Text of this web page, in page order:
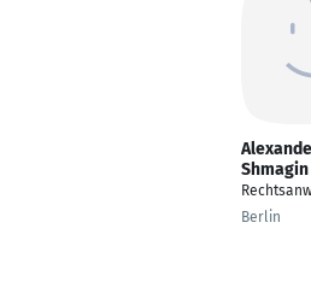
Shmagin
Berlin